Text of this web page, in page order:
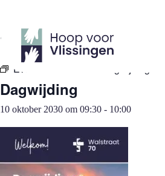
inhoud
« Alle Evenementen
Evenementenreeks:
Dagwijding
10 oktober 2030 om 09:30 - 10:00